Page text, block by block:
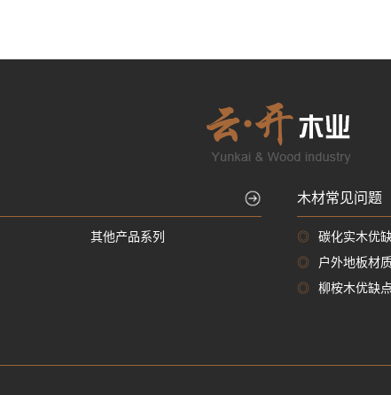
其他产品系列
木材常见问题
◎ 碳化实木优
◎
户外地板材
◎
柳桉木优缺